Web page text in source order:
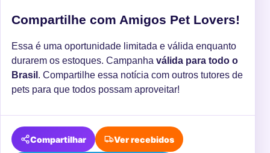
Compartilhe com Amigos Pet Lovers!
Essa é uma oportunidade limitada e válida enquanto
durarem os estoques. Campanha válida para todo o
Brasil . Compartilhe essa notícia com outros tutores de
pets para que todos possam aproveitar!
Compartilhar Ver recebidos